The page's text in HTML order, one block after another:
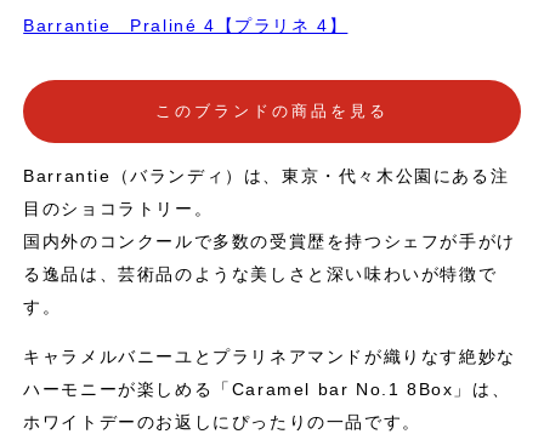
Barrantie Praliné 4【プラリネ 4】
このブランドの商品を見る
Barrantie（バランディ）は、東京・代々木公園にある注
目のショコラトリー。
国内外のコンクールで多数の受賞歴を持つシェフが手がけ
る逸品は、芸術品のような美しさと深い味わいが特徴で
す。
キャラメルバニーユとプラリネアマンドが織りなす絶妙な
ハーモニーが楽しめる「Caramel bar No.1 8Box」は、
ホワイトデーのお返しにぴったりの一品です。